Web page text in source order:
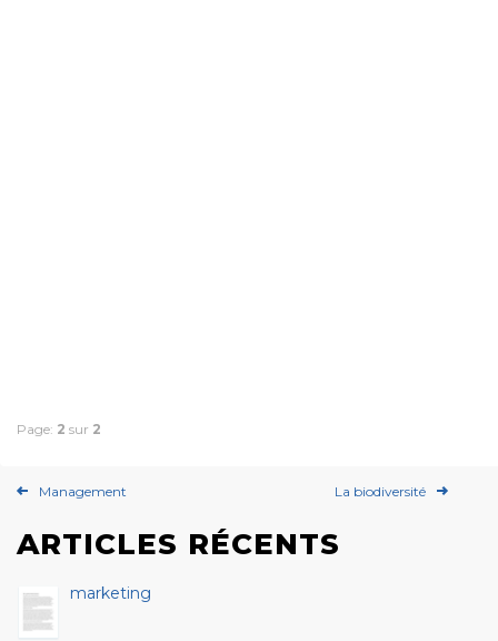
Page: 2 sur 2
Management La biodiversité
ARTICLES RÉCENTS
marketing